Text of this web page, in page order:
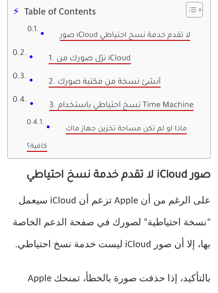
Table of Contents
صور iCloud لا تقدم خدمة نسخ احتياطي
1. نزّل صورك من iCloud
2. أنشئ نسخة من مكتبة صورك
3. نسخ احتياطي باستخدام Time Machine
ماذا لو لم تكن مساحة تخزين جهاز ماك
كافية؟
صور iCloud لا تقدم خدمة نسخ احتياطي
على الرغم من أن Apple تزعم أن iCloud سيعمل
“نسخة احتياطية” لصورك في صفحة الدعم الخاصة
بها، إلا أن صور iCloud ليست خدمة نسخ احتياطي.
بالتأكيد، إذا حذفت صورة بالخطأ، تمنحك Apple